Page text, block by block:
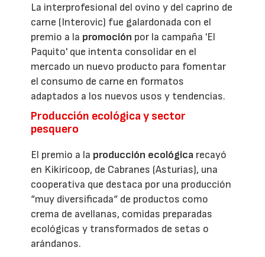
La interprofesional del ovino y del caprino de
carne (Interovic) fue galardonada con el
premio a la promoción por la campaña 'El
Paquito' que intenta consolidar en el
mercado un nuevo producto para fomentar
el consumo de carne en formatos
adaptados a los nuevos usos y tendencias.
Producción ecológica y sector
pesquero
El premio a la producción ecológica recayó
en Kikiricoop, de Cabranes (Asturias), una
cooperativa que destaca por una producción
“muy diversificada“ de productos como
crema de avellanas, comidas preparadas
ecológicas y transformados de setas o
arándanos.